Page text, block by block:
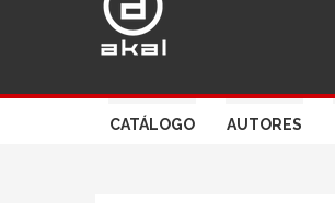
CATÁLOGO AUTORES